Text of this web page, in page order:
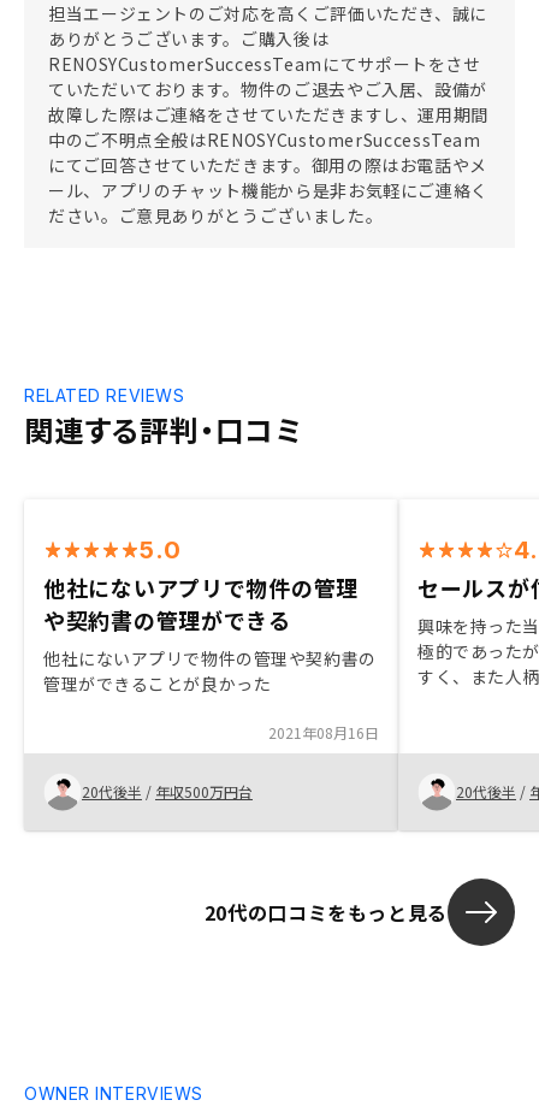
担当エージェントのご対応を高くご評価いただき、誠に
ありがとうございます。ご購入後は
RENOSYCustomerSuccessTeamにてサポートをさせ
ていただいております。物件のご退去やご入居、設備が
故障した際はご連絡をさせていただきますし、運用期間
中のご不明点全般はRENOSYCustomerSuccessTeam
にてご回答させていただきます。御用の際はお電話やメ
ール、アプリのチャット機能から是非お気軽にご連絡く
ださい。ご意見ありがとうございました。
関連する評判・口コミ
RELATED REVIEWS
5.0
他社にないアプリで物件の管理
や契約書の管理ができる
他社にないアプリで物件の管理や契約書の
管理ができることが良かった
2021年08月16日
20代後半 / 年収500万円台
セールスが
興味を持った
極的であった
すく、また人
ではないかと
20代後半 /
20代の口コミをもっと見る
OWNER INTERVIEWS